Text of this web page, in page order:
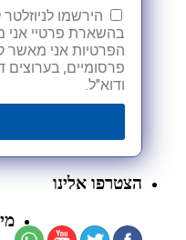
הירשמו
בהשארת פרטיי אני
הפרטיות אני מאשר
פרסומיים, בערוצים
ודוא"ל.
הצטרפו אלינו